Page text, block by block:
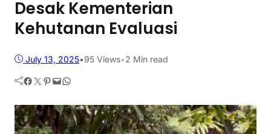
Desak Kementerian
Kehutanan Evaluasi
July 13, 2025•95 Views•2 Min read
Facebook Twitter Pinterest Mail WhatsApp